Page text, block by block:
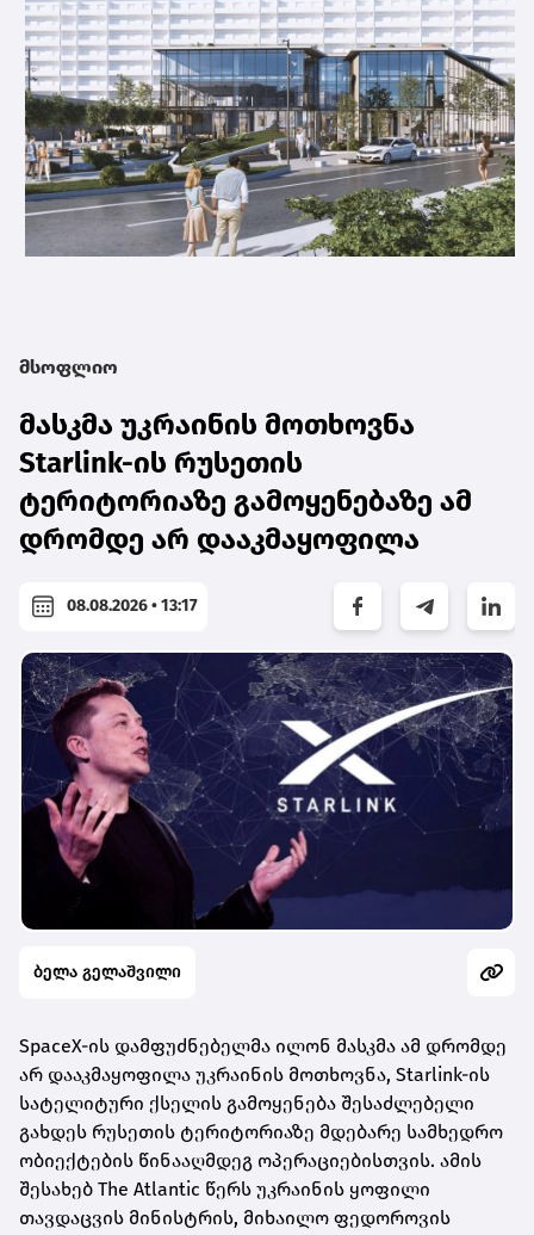
მსოფლიო
მასკმა უკრაინის მოთხოვნა
Starlink-ის რუსეთის
ტერიტორიაზე გამოყენებაზე ამ
დრომდე არ დააკმაყოფილა
08.08.2026 • 13:17
ბელა გელაშვილი
SpaceX-ის დამფუძნებელმა ილონ მასკმა ამ დრომდე
არ დააკმაყოფილა უკრაინის მოთხოვნა, Starlink-ის
სატელიტური ქსელის გამოყენება შესაძლებელი
გახდეს რუსეთის ტერიტორიაზე მდებარე სამხედრო
ობიექტების წინააღმდეგ ოპერაციებისთვის. ამის
შესახებ The Atlantic წერს უკრაინის ყოფილი
თავდაცვის მინისტრის, მიხაილო ფედოროვის